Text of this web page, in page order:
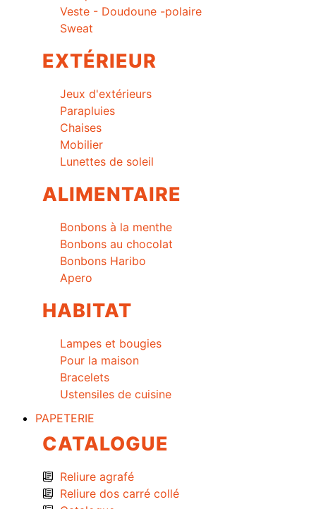
Veste - Doudoune -polaire
Sweat
EXTÉRIEUR
Jeux d'extérieurs
Parapluies
Chaises
Mobilier
Lunettes de soleil
ALIMENTAIRE
Bonbons à la menthe
Bonbons au chocolat
Bonbons Haribo
Apero
HABITAT
Lampes et bougies
Pour la maison
Bracelets
Ustensiles de cuisine
PAPETERIE
CATALOGUE
Reliure agrafé
Reliure dos carré collé